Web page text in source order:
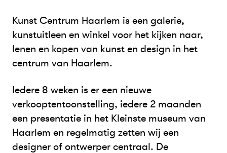
Kunst Centrum Haarlem is een galerie,
kunstuitleen en winkel voor het kijken naar,
lenen en kopen van kunst en design in het
centrum van Haarlem.
Iedere 8 weken is er een nieuwe
verkooptentoonstelling, iedere 2 maanden
een presentatie in het Kleinste museum van
Haarlem en regelmatig zetten wij een
designer of ontwerper centraal. De